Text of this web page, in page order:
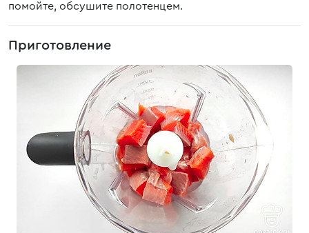
помойте, обсушите полотенцем.
Приготовление